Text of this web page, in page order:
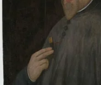
日本購物